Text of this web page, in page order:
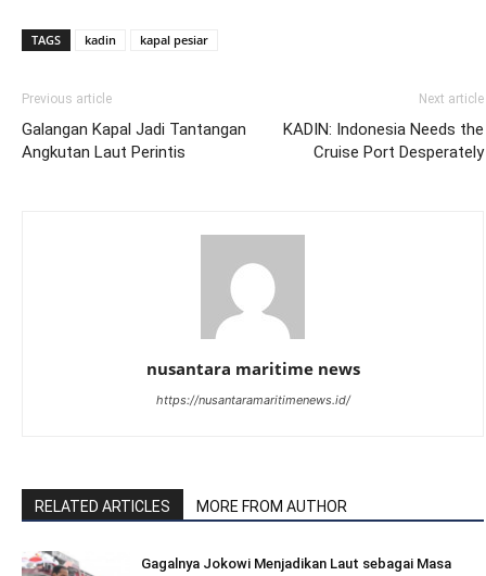
TAGS kadin kapal pesiar
Previous article
Galangan Kapal Jadi Tantangan
Angkutan Laut Perintis
Next article
KADIN: Indonesia Needs the
Cruise Port Desperately
nusantara maritime news
https://nusantaramaritimenews.id/
RELATED ARTICLES MORE FROM AUTHOR
Gagalnya Jokowi Menjadikan Laut sebagai Masa